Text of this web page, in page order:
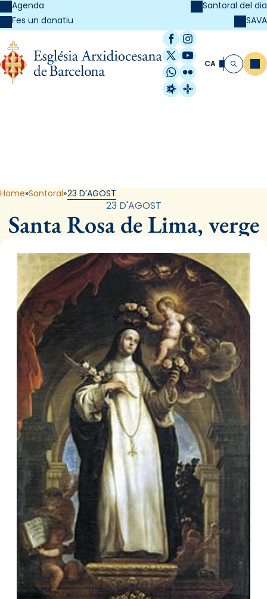
Agenda
Fes un donatiu
Santoral del dia
SAVA
Facebook
Instagram
X / Twitter
YouTube
WhatsApp
Flickr
Radio Estel
Catalunya
CA Cerca
Home Santoral 23 D’AGOST
23 D'AGOST
Santa Rosa de Lima, verge